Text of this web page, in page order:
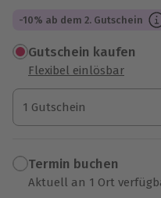
-10% ab dem 2. Gutschein
Gutschein kaufen
Flexibel einlösbar
1 Gutschein
1 Gutschein
1 Gutschein
Termin buchen
Aktuell an 1 Ort